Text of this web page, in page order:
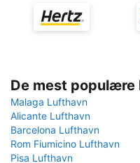
De mest
Malaga Lufthavn
Alicante Lufthavn
Barcelona Lufthavn
Rom Fiumicino Lufthavn
Pisa Lufthavn